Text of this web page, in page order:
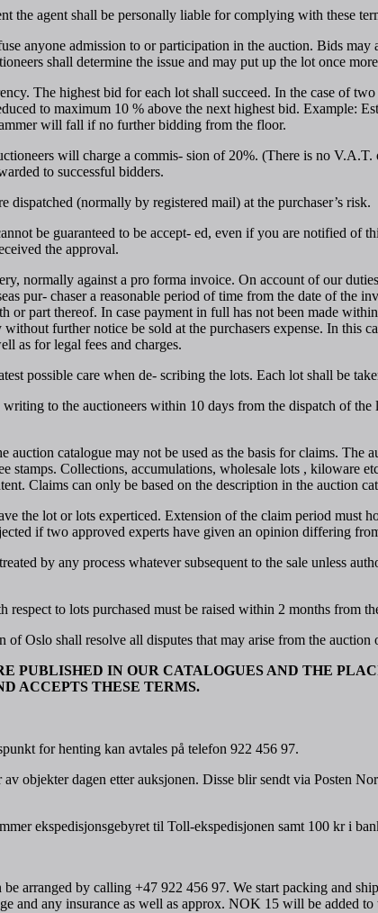
the agent shall be personally liable for complying with these
anyone admission to or participation in the auction. Bids
shall determine the issue and may put up the lot once
The highest bid for each lot shall succeed. In the case of
to maximum 10 % above the next highest bid. Example:
will fall if no further bidding from the floor.
will charge a commis- sion of 20%. (There is no
to successful bidders.
dispatched (normally by registered mail) at the purchaser’s risk.
be guaranteed to be accept- ed, even if you are notified of
the approval.
normally against a pro forma invoice. On account of our
pur- chaser a reasonable period of time from the date of the
or part thereof. In case payment in full has not been made
further notice be sold at the purchasers expense. In this
as for legal fees and charges.
possible care when de- scribing the lots. Each lot shall be
to the auctioneers within 10 days from the dispatch of
auction catalogue may not be used as the basis for claims. The
stamps. Collections, accumulations, wholesale lots , kiloware
Claims can only be based on the description in the auction
the lot or lots experticed. Extension of the claim period must
if two approved experts have given an opinion differing
by any process whatever subsequent to the sale unless
respect to lots purchased must be raised within 2 months from
Oslo shall resolve all disputes that may arise from the auction
PUBLISHED IN OUR CATALOGUES AND THE
ACCEPTS THESE TERMS.
for henting kan avtales på telefon 922 456 97.
objekter dagen etter auksjonen. Disse blir sendt via Posten
ekspedisjonsgebyret til Toll-ekspedisjonen samt 100 kr i
arranged by calling +47 922 456 97. We start packing and
and any insurance as well as approx. NOK 15 will be added to